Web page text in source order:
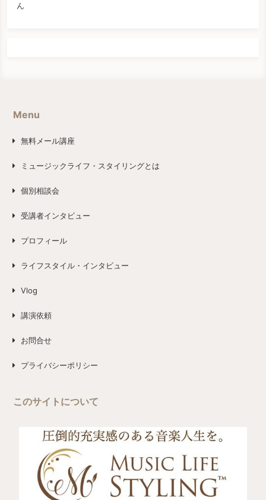
ん
Menu
無料メール講座
ミュージックライフ・スタイリングとは
個別相談会
受講者インタビュー
プロフィール
ライフスタイル・インタビュー
Vlog
講演依頼
お問合せ
プライバシーポリシー
このサイトについて